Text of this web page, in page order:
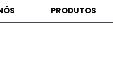
PRODUTOS